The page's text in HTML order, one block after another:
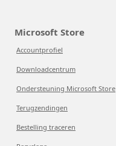
Microsoft Store
Accountprofiel
Downloadcentrum
Ondersteuning Microsoft Store
Terugzendingen
Bestelling traceren